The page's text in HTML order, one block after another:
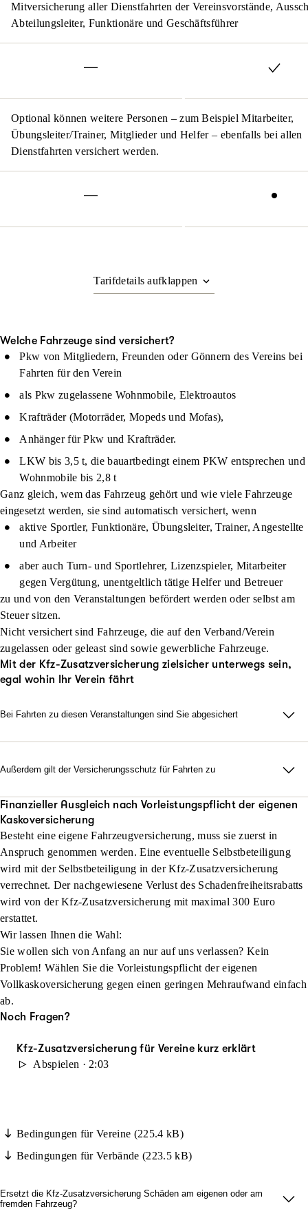
Mitversicherung aller Dienstfahrten der Vereinsvorstände,
Abteilungsleiter, Funktionäre und Geschäftsführer
Optional können weitere Personen – zum Beispiel Mitarbeiter,
Übungsleiter/Trainer, Mitglieder und Helfer – ebenfalls bei allen
Dienstfahrten versichert werden.
Welche Fahrzeuge sind versichert?
Pkw von Mitgliedern, Freunden oder Gönnern des Vereins bei
Fahrten für den Verein
als Pkw zugelassene Wohnmobile, Elektroautos
Krafträder (Motorräder, Mopeds und Mofas),
Anhänger für Pkw und Krafträder.
LKW bis 3,5 t, die bauartbedingt einem PKW entsprechen und
Wohnmobile bis 2,8 t
Ganz gleich, wem das Fahrzeug gehört und wie viele Fahrzeuge
eingesetzt werden, sie sind automatisch versichert, wenn
aktive Sportler, Funktionäre, Übungsleiter, Trainer, Angestellte
und Arbeiter
aber auch Turn- und Sportlehrer, Lizenzspieler, Mitarbeiter
gegen Vergütung, unentgeltlich tätige Helfer und Betreuer
zu und von den Veranstaltungen befördert werden oder selbst am
Steuer sitzen.
Nicht versichert sind Fahrzeuge, die auf den Verband/Verein
zugelassen oder geleast sind sowie gewerbliche Fahrzeuge.
Mit der Kfz-Zusatzversicherung zielsicher unterwegs sein,
egal wohin Ihr Verein fährt
Bei Fahrten zu diesen Veranstaltungen sind Sie abgesichert
offizielle Trainings- / Übungsstunden und Trainingslager des
Sondereinzeltrainings von Leistungssportlern
Vorstands- und Ausschuss-Sitzungen und seiner Abteilungen
mehrtägige Jugendfreizeiten
satzungsgemäße, offiziell angesetzte Versammlungen des
Vereins und seiner Abteilungen (zum Beispiel Mitglieder-
und Hauptversammlungen)
Außerdem gilt der Versicherungsschutz für Fahrten zu
Mutter- und Kind-Turnen, Sport für Senioren, Infarkt-
Rehabilitationssport)
Jedermann-Veranstaltungen / Volkswettbewerben (zum
Beispiel Jedermann-Turnen, Lauftreffs)
Vorbereitungen und Abnahmen von Sport- und
Leistungsabzeichen
Festumzügen der Vereine sowie Auftritten von
Vereinsgruppen (zum Beispiel Spielmanns- und Musikzüge,
Tanz- und Trachtengruppen, Theatergruppen), sofern der
Auftritt im offiziellen Auftrag des Vereins erfolgt
allen ein- oder mehrtägigen Ausflügen des Vereins (zum
Beispiel Weihnachtsfeiern, Faschingsbällen, Sommerfesten)
Aufbau- und Abbauarbeiten bei versicherten Veranstaltungen
Vereines, um benötigte Geräte zu transportieren
Spitzenfachverband ausgerichtet werden (zum Beispiel
Finanzieller Ausgleich nach Vorleistungspflicht der eigenen
Kaskoversicherung
Besteht eine eigene Fahrzeugversicherung, muss sie zuerst in
Anspruch genommen werden. Eine eventuelle Selbstbeteiligung
wird mit der Selbstbeteiligung in der Kfz-Zusatzversicherung
verrechnet. Der nachgewiesene Verlust des Schadenfreiheitsrabatts
wird von der Kfz-Zusatzversicherung mit maximal 300 Euro
erstattet.
Wir lassen Ihnen die Wahl:
Sie wollen sich von Anfang an nur auf uns verlassen? Kein
Problem! Wählen Sie die Vorleistungspflicht der eigenen
Vollkaskoversicherung gegen einen geringen Mehraufwand einfach
ab.
Noch Fragen?
Kfz-Zusatzversicherung für Vereine kurz erklärt
Abspielen · 2:03
Bedingungen für Vereine (225.4 kB)
Bedingungen für Verbände (223.5 kB)
Ersetzt die Kfz-Zusatzversicherung Schäden am eigenen oder am
fremden Fahrzeug?